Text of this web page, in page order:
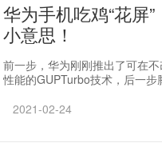
华为手机吃鸡“花屏
小意思！
前一步，华为刚刚推出了可在
性能的GUPTurbo技术，后一
2021-02-24